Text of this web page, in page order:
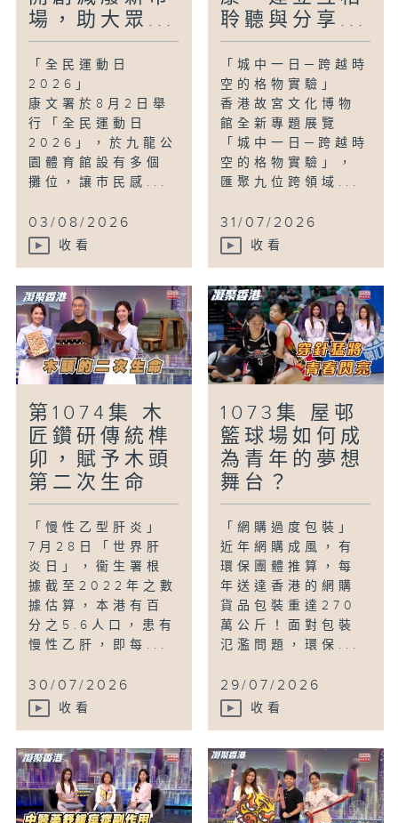
場，助大眾...
「全民運動日
2026」
康文署於8月2日舉
行「全民運動日
2026」，於九龍公
園體育館設有多個
攤位，讓市民感...
03/08/2026
收看
聆聽與分享...
「城中一日─跨越時
空的格物實驗」
香港故宮文化博物
館全新專題展覽
「城中一日─跨越時
空的格物實驗」，
匯聚九位跨領域...
31/07/2026
收看
第1074集 木
匠鑽研傳統榫
卯，賦予木頭
第二次生命
「慢性乙型肝炎」
7月28日「世界肝
炎日」，衞生署根
據截至2022年之數
據估算，本港有百
分之5.6人口，患有
慢性乙肝，即每...
30/07/2026
收看
1073集 屋邨
籃球場如何成
為青年的夢想
舞台？
「網購過度包裝」
近年網購成風，有
環保團體推算，每
年送達香港的網購
貨品包裝重達270
萬公斤！面對包裝
氾濫問題，環保...
29/07/2026
收看